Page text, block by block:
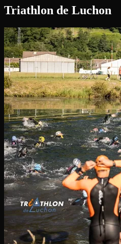
Triathlon de Luchon